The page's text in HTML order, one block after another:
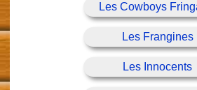
Les Cowboys
Les Frangines
Les Innocents